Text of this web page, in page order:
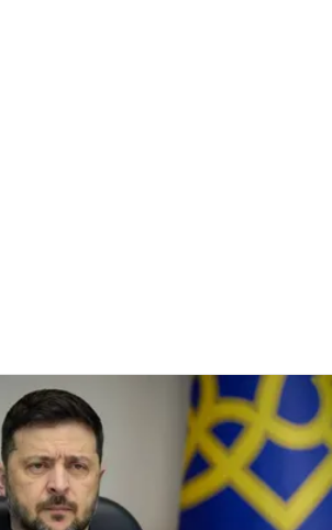
уничтожать пусковые
баллистических ракет:
заседание СНБО
что установки будут атакованы